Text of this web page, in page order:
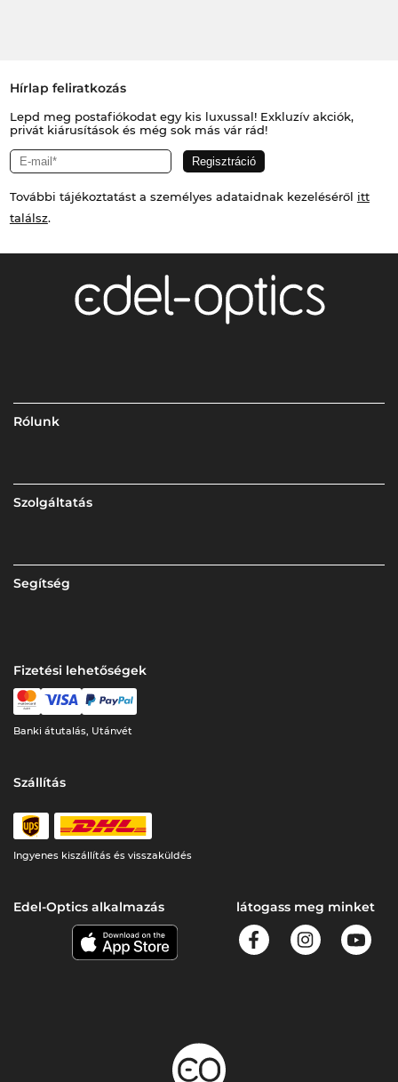
Hírlap feliratkozás
Lepd meg postafiókodat egy kis luxussal! Exkluzív akciók,
privát kiárusítások és még sok más vár rád!
További tájékoztatást a személyes adataidnak kezeléséről itt
találsz.
Rólunk
Szolgáltatás
Segítség
Fizetési lehetőségek
Banki átutalás, Utánvét
Szállítás
Ingyenes kiszállítás és visszaküldés
Edel-Optics alkalmazás látogass meg minket